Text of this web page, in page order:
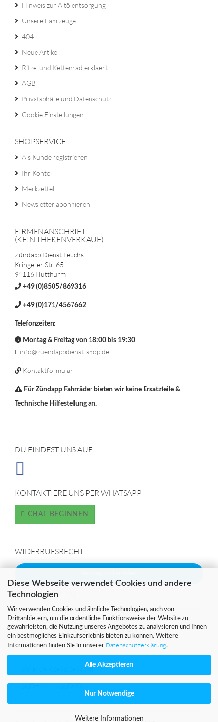
Diese Webseite verwendet Cookies und andere
Technologien
Wir verwenden Cookies und ähnliche Technologien, auch von
Drittanbietern, um die ordentliche Funktionsweise der Website zu
gewährleisten, die Nutzung unseres Angebotes zu analysieren und Ihnen
ein bestmögliches Einkaufserlebnis bieten zu können. Weitere
Informationen finden Sie in unserer Datenschutzerklärung.
Alle Akzeptieren
Nur Notwendige
Weitere Informationen
Hinweis zur Altölentsorgung
Unsere Fahrzeuge
404
Neue Artikel
Ritzel und Kettenrad erklaert
AGB
Privatsphäre und Datenschutz
Cookie Einstellungen
SHOPSERVICE
Als Kunde registrieren
Ihr Konto
Merkzettel
Newsletter abonnieren
FIRMENANSCHRIFT
(KEIN THEKENVERKAUF)
Zündapp Dienst Leuchs
Kringeller Str. 65
94116 Hutthurm
+49 (0)8505/869316
+49 (0)171/4567662
Telefonzeiten:
Montag & Freitag von 18:00 bis 19:30
info@zuendappdienst-shop.de
Kontaktformular
Für Zündapp Fahrräder bieten wir keine Ersatzteile &
Technische Hilfestellung an.
DU FINDEST UNS AUF
KONTAKTIERE UNS PER WHATSAPP
CHAT BEGINNEN
WIDERRUFSRECHT
Widerrufsbelehrung
SICHER EINKAUFEN MIT
WIR VERSENDEN MIT